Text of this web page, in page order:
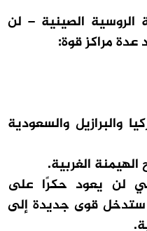
الروسية الصينية – لن
مراكز قوة:
والبرازيل والسعودية
الغربية.
لن يعود حكرًا على
ستدخل قوى جديدة إلى